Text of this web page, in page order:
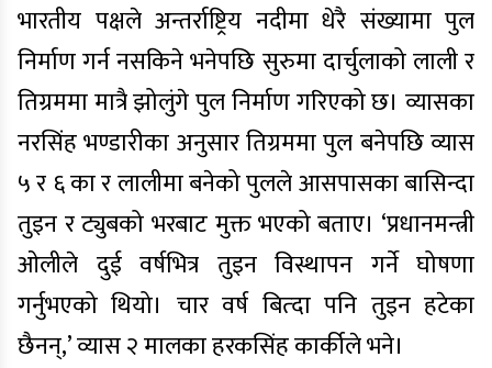
भारतीय पक्षले अन्तर्राष्ट्रिय नदीमा धेरै संख्यामा पुल
निर्माण गर्न नसकिने भनेपछि सुरुमा दार्चुलाको लाली र
तिग्रममा मात्रै झोलुंगे पुल निर्माण गरिएको छ। व्यासका
नरसिंह भण्डारीका अनुसार तिग्रममा पुल बनेपछि व्यास
५ र ६ का र लालीमा बनेको पुलले आसपासका बासिन्दा
तुइन र ट्युबको भरबाट मुक्त भएको बताए। ‘प्रधानमन्त्री
ओलीले दुई वर्षभित्र तुइन विस्थापन गर्ने घोषणा
गर्नुभएको थियो। चार वर्ष बित्दा पनि तुइन हटेका
छैनन्,’ व्यास २ मालका हरकसिंह कार्कीले भने।